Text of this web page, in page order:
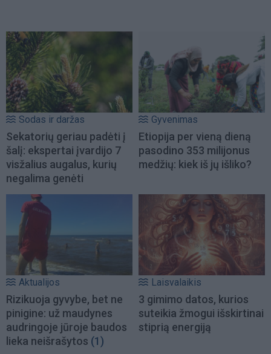
Sodas ir daržas
Sekatorių geriau padėti į
šalį: ekspertai įvardijo 7
visžalius augalus, kurių
negalima genėti
Gyvenimas
Etiopija per vieną dieną
pasodino 353 milijonus
medžių: kiek iš jų išliko?
Aktualijos
Rizikuoja gyvybe, bet ne
pinigine: už maudynes
audringoje jūroje baudos
lieka neišrašytos (1)
Laisvalaikis
3 gimimo datos, kurios
suteikia žmogui išskirtinai
stiprią energiją